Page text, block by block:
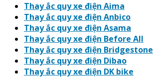
Thay ắc quy xe điện Aima
Thay ắc quy xe điện Anbico
Thay ắc quy xe điện Asama
Thay ắc quy xe điện Before All
Thay ắc quy xe điện Bridgestone
Thay ắc quy xe điện Dibao
Thay ắc quy xe điện DK bike